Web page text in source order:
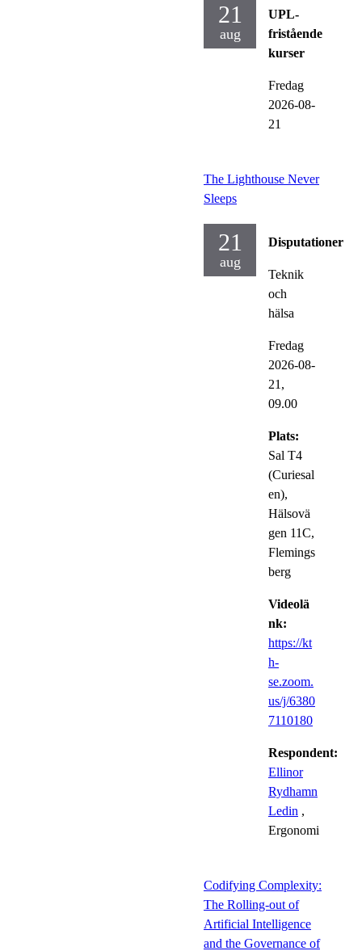
21
aug
UPL-
fristående
kurser
Fredag
2026-08-
21
The Lighthouse Never
Sleeps
21
aug
Disputationer
Teknik
och
hälsa
Fredag
2026-08-
21,
09.00
Plats:
Sal T4
(Curiesal
en),
Hälsovä
gen 11C,
Flemings
berg
Videolä
nk:
https://kt
h-
se.zoom.
us/j/6380
7110180
Respondent:
Ellinor
Rydhamn
Ledin ,
Ergonomi
Codifying Complexity:
The Rolling-out of
Artificial Intelligence
and the Governance of